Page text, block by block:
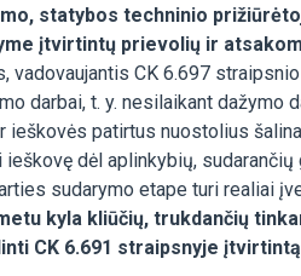
statybos techninio
įtvirtintų prievolių ir
CK 6.697
darbai, t. y. nesilaikant
patirtus nuostolius
dėl aplinkybių,
sudarymo etape turi realiai
kyla kliūčių, trukdančių
CK 6.691 straipsnyje